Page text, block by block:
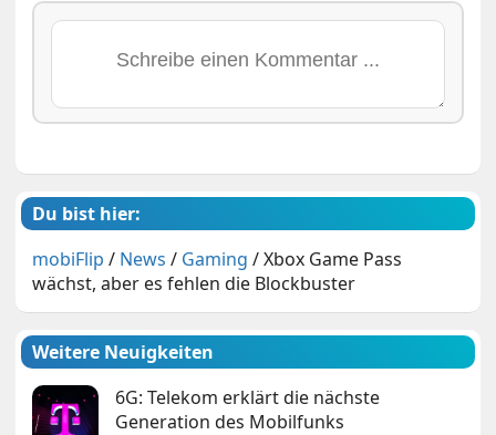
Du bist hier:
mobiFlip / News / Gaming /Xbox Game Pass
wächst, aber es fehlen die Blockbuster
Weitere Neuigkeiten
6G: Telekom erklärt die nächste
Generation des Mobilfunks